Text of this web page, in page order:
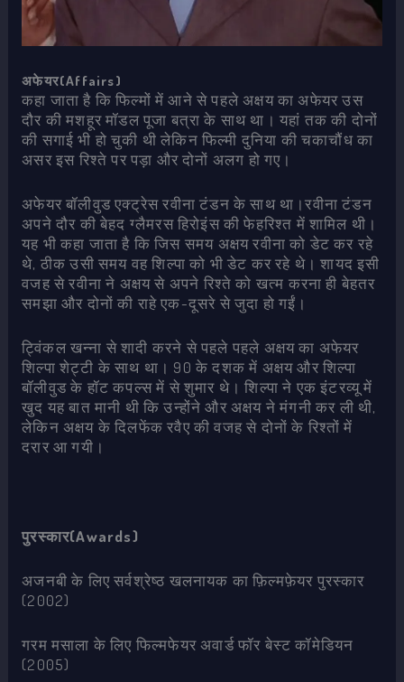
अफेयर(Affairs)
कहा जाता है कि फिल्मों में आने से पहले अक्षय का अफेयर उस
दौर की मशहूर मॉडल पूजा बत्रा के साथ था। यहां तक की दोनों
की सगाई भी हो चुकी थी लेकिन फिल्मी दुनिया की चकाचौंध का
असर इस रिश्ते पर पड़ा और दोनों अलग हो गए।
अफेयर बॉलीवुड एक्ट्रेस रवीना टंडन के साथ था।रवीना टंडन
अपने दौर की बेहद ग्लैमरस हिरोइंस की फेहरिश्त में शामिल थी।
यह भी कहा जाता है कि जिस समय अक्षय रवीना को डेट कर रहे
थे, ठीक उसी समय वह शिल्पा को भी डेट कर रहे थे। शायद इसी
वजह से रवीना ने अक्षय से अपने रिश्ते को खत्म करना ही बेहतर
समझा और दोनों की राहे एक-दूसरे से जुदा हो गईं।
ट्विंकल खन्ना से शादी करने से पहले पहले अक्षय का अफेयर
शिल्पा शेट्टी के साथ था। 90 के दशक में अक्षय और शिल्पा
बॉलीवुड के हॉट कपल्स में से शुमार थे। शिल्पा ने एक इंटरव्यू में
खुद यह बात मानी थी कि उन्होंने और अक्षय ने मंगनी कर ली थी,
लेकिन अक्षय के दिलफेंक रवैए की वजह से दोनों के रिश्तों में
दरार आ गयी।
पुरस्कार(Awards)
अजनबी के लिए सर्वश्रेष्ठ खलनायक का फ़िल्मफ़ेयर पुरस्कार
(2002)
गरम मसाला के लिए फिल्मफेयर अवार्ड फॉर बेस्ट कॉमेडियन
(2005)